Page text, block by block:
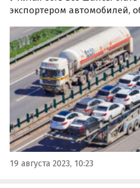
экспортером автомобилей,
эксперты аналитического
19 августа 2023, 10:23